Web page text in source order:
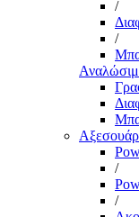
/
/
/
/